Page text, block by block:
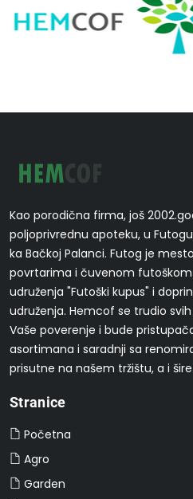
Kao porodična firma, još
poljoprivrednu apoteku, u
ka Bačkoj Palanci. Futog je
povrtarima i čuvenom futoškom
udruženja "Futoški kupus" i
udruženja. Hemcof se trudio
Vaše poverenje i bude
asortimana i saradnji sa
prisutne na našem tržištu, a i
Stranice
Početna
Agro
Garden